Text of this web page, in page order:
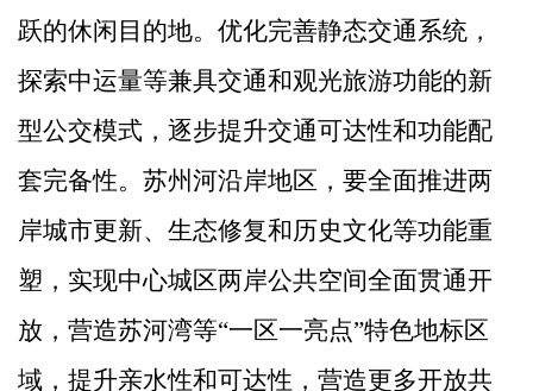
跃的休闲目的地。 优化完善静态交通系统，
探索中运量等兼具交通和观光旅游功能的新
型公交模式，逐步提升交通可达性和功能配
套完备性。 苏州河沿岸地区，要全面推进两
岸城市更新、生态修复和历史文化等功能重
塑，实现中心城区两岸公共空间全面贯通开
放，营造苏河湾等“一区一亮点”特色地标区
域，提升亲水性和可达性，营造更多开放共